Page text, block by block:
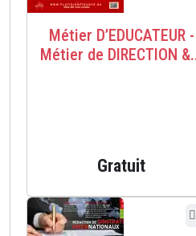
Métier D’EDUCATEUR -
Métier de DIRECTION
Gratuit